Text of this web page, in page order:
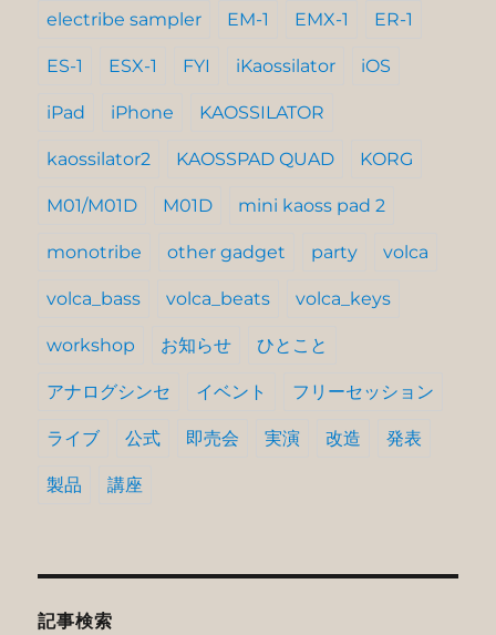
electribe sampler EM-1 EMX-1 ER-1
ES-1 ESX-1 FYI iKaossilator iOS
iPad iPhone KAOSSILATOR
kaossilator2 KAOSSPAD QUAD KORG
M01/M01D M01D mini kaoss pad 2
monotribe other gadget party volca
volca_bass volca_beats volca_keys
workshop お知らせ ひとこと
アナログシンセ イベント フリーセッション
ライブ 公式 即売会 実演 改造 発表
製品 講座
記事検索